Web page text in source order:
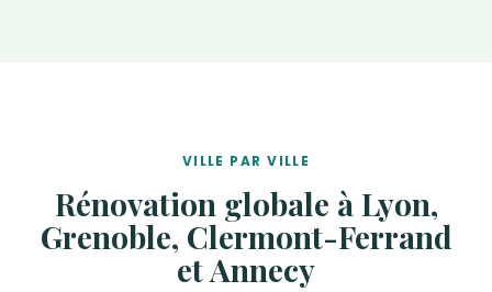
VILLE PAR VILLE
Rénovation globale à Lyon,
Grenoble, Clermont-Ferrand
et Annecy